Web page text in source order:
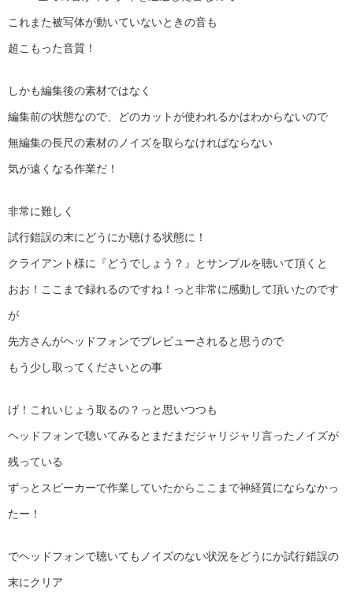
これまた被写体が動いていないときの音も
超こもった音質！
しかも編集後の素材ではなく
編集前の状態なので、どのカットが使われるかはわからないので
無編集の長尺の素材のノイズを取らなければならない
気が遠くなる作業だ！
非常に難しく
試行錯誤の末にどうにか聴ける状態に！
クライアント様に『どうでしょう？』とサンプルを聴いて頂くと
おお！ここまで録れるのですね！っと非常に感動して頂いたのです
が
先方さんがヘッドフォンでプレビューされると思うので
もう少し取ってくださいとの事
げ！これいじょう取るの？っと思いつつも
ヘッドフォンで聴いてみるとまだまだジャリジャリ言ったノイズが
残っている
ずっとスピーカーで作業していたからここまで神経質にならなかっ
たー！
でヘッドフォンで聴いてもノイズのない状況をどうにか試行錯誤の
末にクリア